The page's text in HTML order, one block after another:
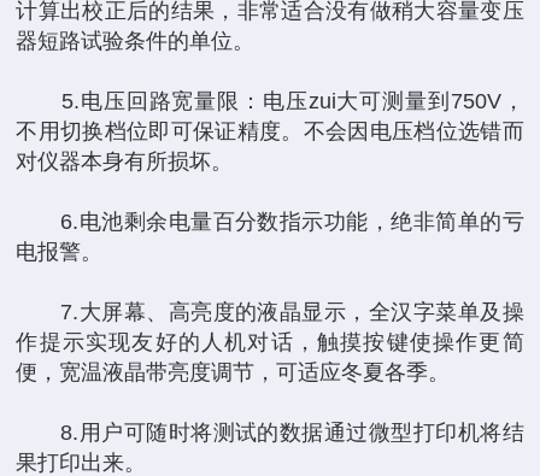
计算出校正后的结果，非常适合没有做稍大容量变压
器短路试验条件的单位。
5.电压回路宽量限：电压zui大可测量到750V，
不用切换档位即可保证精度。不会因电压档位选错而
对仪器本身有所损坏。
6.电池剩余电量百分数指示功能，绝非简单的亏
电报警。
7.大屏幕、高亮度的液晶显示，全汉字菜单及操
作提示实现友好的人机对话，触摸按键使操作更简
便，宽温液晶带亮度调节，可适应冬夏各季。
8.用户可随时将测试的数据通过微型打印机将结
果打印出来。